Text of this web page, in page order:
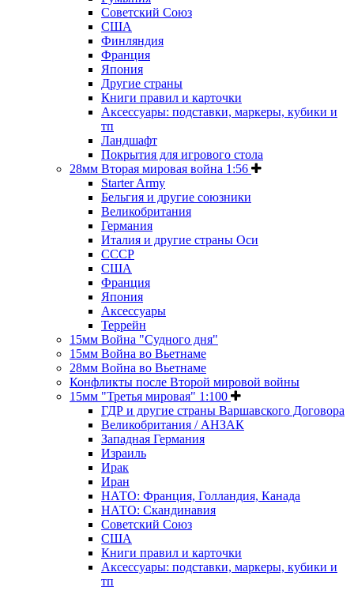
Советский Союз
США
Финляндия
Франция
Япония
Другие страны
Книги правил и карточки
Аксессуары: подставки, маркеры, кубики и
тп
Ландшафт
Покрытия для игрового стола
28мм Вторая мировая война 1:56
Starter Army
Бельгия и другие союзники
Великобритания
Германия
Италия и другие страны Оси
СССР
США
Франция
Япония
Аксессуары
Террейн
15мм Война "Судного дня"
15мм Война во Вьетнаме
28мм Война во Вьетнаме
Конфликты после Второй мировой войны
15мм "Третья мировая" 1:100
ГДР и другие страны Варшавского Договора
Великобритания / АНЗАК
Западная Германия
Израиль
Ирак
Иран
НАТО: Франция, Голландия, Канада
НАТО: Скандинавия
Советский Союз
США
Книги правил и карточки
Аксессуары: подставки, маркеры, кубики и
тп